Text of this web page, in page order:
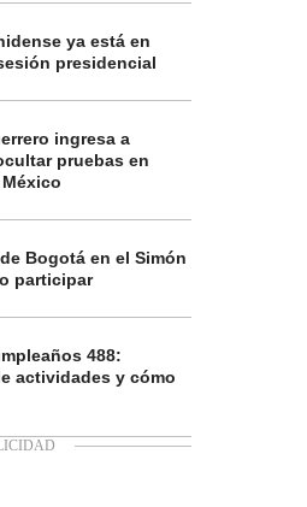
ya está en
presidencial
ingresa a
pruebas en
Bogotá en el Simón
participar
488:
actividades y cómo